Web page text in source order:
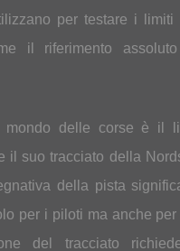
per testare i limiti
il riferimento
delle corse è il
il suo tracciato della
della pista
per i piloti ma anche
del tracciato